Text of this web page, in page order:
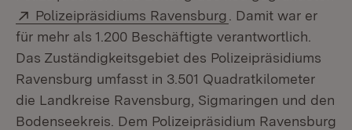
Extern:
Polizeipräsidiums Ravensburg (Öffnet in neuem
. Damit war er
für mehr als 1.200 Beschäftigte verantwortlich.
Das Zuständigkeitsgebiet des Polizeipräsidiums
Ravensburg umfasst in 3.501 Quadratkilometer
die Landkreise Ravensburg, Sigmaringen und den
Bodenseekreis. Dem Polizeipräsidium Ravensburg